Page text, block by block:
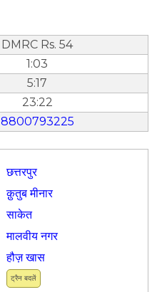
DMRC Rs. 54
1:03
5:17
23:22
8800793225
छत्तरपुर
क़ुतुब मीनार
साकेत
मालवीय नगर
ट्रैन बदलें
हौज़ खास